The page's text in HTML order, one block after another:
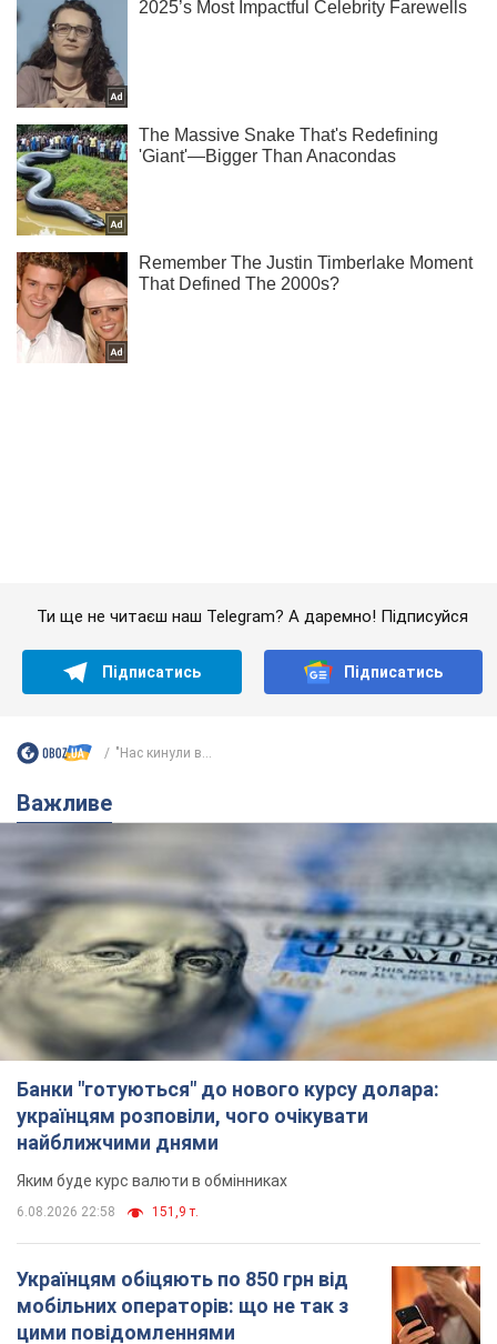
Банки "готуються" до нового курсу долара:
українцям розповіли, чого очікувати
найближчими днями
Яким буде курс валюти в обмінниках
6.08.2026 22:58 151,9 т.
Українцям обіцяють по 850 грн від
мобільних операторів: що не так з
цими повідомленнями
Як не потрапити в пастку шахраїв
6.08.2026 21:02 16,6 т.
Найдорожчий футболіст "Динамо"
забив "Карабаху" вже на 10-й хвилині
матчу. Відео
Поєдинок відбувається в Польщі